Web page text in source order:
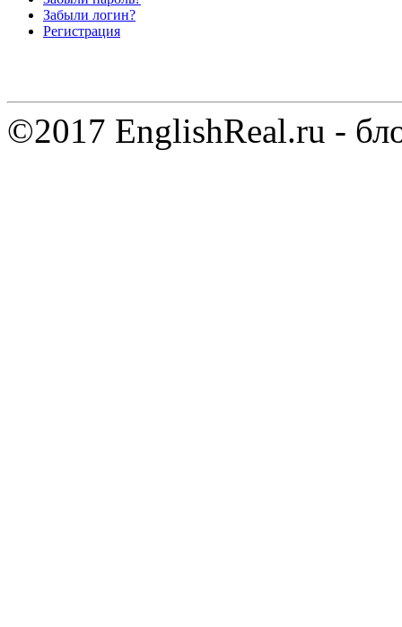
Забыли логин?
Регистрация
©2017 EnglishReal.ru -